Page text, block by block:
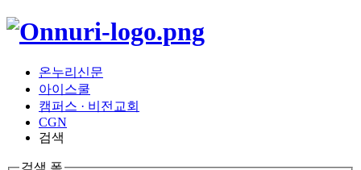
온누리신문
아이스쿨
캠퍼스 · 비전교회
CGN
검색
검색 폼